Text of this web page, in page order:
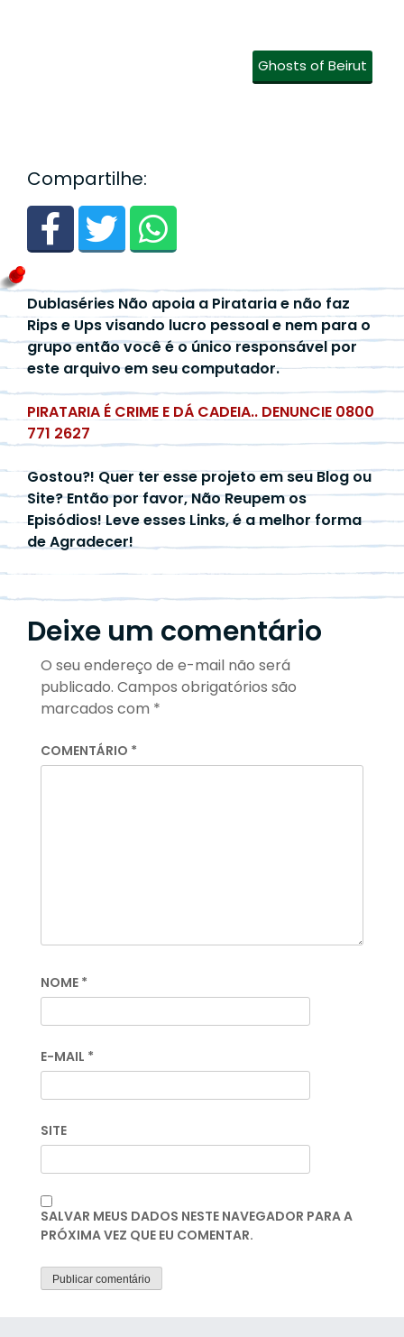
Ghosts of Beirut
Compartilhe:
Dublaséries Não apoia a Pirataria e não faz
Rips e Ups visando lucro pessoal e nem para o
grupo então você é o único responsável por
este arquivo em seu computador.
PIRATARIA É CRIME E DÁ CADEIA.. DENUNCIE 0800
771 2627
Gostou?! Quer ter esse projeto em seu Blog ou
Site? Então por favor, Não Reupem os
Episódios! Leve esses Links, é a melhor forma
de Agradecer!
Deixe um comentário
O seu endereço de e-mail não será
publicado. Campos obrigatórios são
marcados com *
COMENTÁRIO *
NOME *
E-MAIL *
SITE
SALVAR MEUS DADOS NESTE NAVEGADOR PARA A
PRÓXIMA VEZ QUE EU COMENTAR.